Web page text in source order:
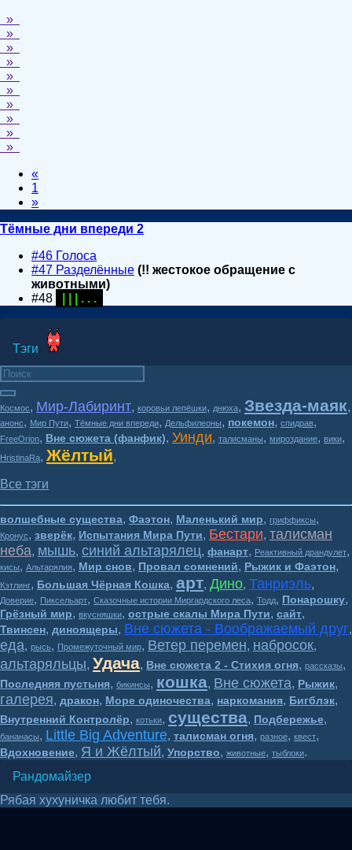
»
»
»
»
»
»
»
»
»
»
«
1
»
Тёмные дни впереди 2
#46 Голоса
#47 Разделённые (!! жестокое обращение с
животными)
#48
| | | . . .
Тэги
Космос, Мир-Лабиринт, коровьи лепёшки, днюха, Звезда-маяк,
анонс, Мир Пути, Тёмные дни впереди, Дельфилеоны, покемон, спидрав,
FreeOrion, Вне сюжета (фанфик), Уинди, талисманы, мироздание, вики,
HristinaRa, Жёлтый,
Все тэги
волшебные существа, Фаэтон, Маленький мир, гриффиксы,
Кронус, зверёк, Испытания Мира Пути, Бестари, талисман
неба, мышь, синий альтарялец, фанарт, Реактивный драндулет,
кисы, Альтарялия, Мир снов, Провал сомнений, Рыжик и Фаэтон,
Кэтлинг, Большая Чёрная Кошка, арт, Дино, Танриэль,
Доверие, Пиксельарт, Сказочные истории Миргардского леса, Тодд, Понарошку,
Грёзный мир, вкусняшки, острые скалы Мира Пути, сайт,
Твинсен, диноящеры, Вне сюжета - Воображаемый друг,
еда, рысь, Промежуточный мир, Ветер перемен, набросок,
альтаряльцы, Удача, Вне сюжета 2 - Стихия огня, рассказы,
Последняя пустыня, бикинсы, кошка, Вне сюжета, Рыжик,
галерея, дракон, Море одиночества, наркомания, Бигблэк,
Внутренний Контролёр, котьки, существа, Подбережье,
бананасы, Little Big Adventure, талисман огня, разное, квест,
Вдохновение, Я и Жёлтый, Упорство, животные, тыблоки.
Рандомайзер
Рябая хухуничка любит тебя.